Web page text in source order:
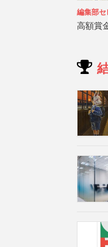
編集部セ
高額賞